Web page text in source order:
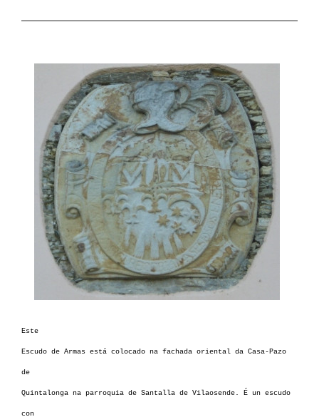
Este
Escudo de Armas está colocado na fachada oriental da Casa-Pazo
de
Quintalonga na parroquia de Santalla de Vilaosende. É un escudo
con